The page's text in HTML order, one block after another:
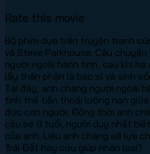
Rate this movie
Bộ phim dựa trên truyện tranh
và Steve Parkhouse. Câu
người ngoài hành tinh, sau khi
lấy thân phận là bác sĩ và sinh
Tại đây, anh chàng người ngoài
tình thế tiến thoái lưỡng nan
đức con người. Đồng thời anh
cậu bé 9 tuổi, người duy nhất
của anh. Liệu anh chàng sẽ lựa
Trái Đất hay cứu giúp nhân loại?